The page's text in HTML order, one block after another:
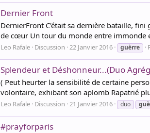
Dernier Front
DernierFront C'était sa dernière bataille,
de cœur Un tour du monde entre immonde
Leo Rafale Discussion 22 Janvier 2016 guèrre
Splendeur et Déshonneur...(Duo
( Peut heurter la sensibilité de certaine
volontaire, exhibant son aplomb Rapatrié
Leo Rafale Discussion 21 Janvier 2016 duo
#prayforparis